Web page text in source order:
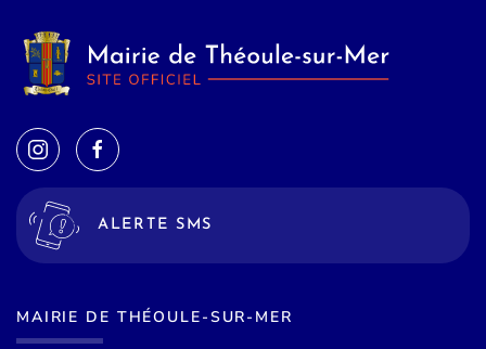
ALERTE SMS
MAIRIE DE THÉOULE-SUR-MER